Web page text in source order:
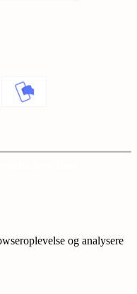
og analysere